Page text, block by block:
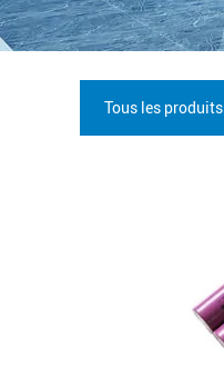
Tous les produits